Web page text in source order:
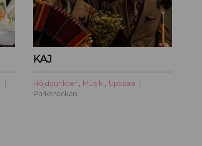
KAJ
Höjdpunkter , Musik , Uppsala
Parksnäckan